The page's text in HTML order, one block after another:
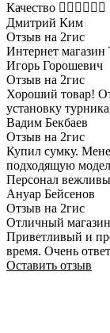
Качество 👍🏻👍🏻👍🏻
Дмитрий Ким
Отзыв на 2гис
Интернет
Игорь Горошевич
Отзыв на 2гис
Хороший товар!
установку
Вадим Бекбаев
Отзыв на 2гис
Купил сумку.
подходящую
Персонал
Ануар Бейсенов
Отзыв на 2гис
Отличный
Приветливый и
время. Очень
Оставить отзыв